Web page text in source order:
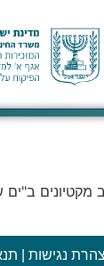
מקטיונים ב"ים
נגישות